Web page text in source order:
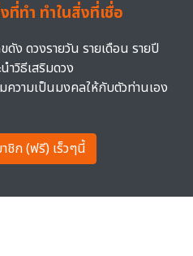
ที่ทำ ทำในสิ่งที่เชื่อ
ดัง ดวงรายวัน รายเดือน รายปี
ำวิธีเสริมดวง
ความเป็นมงคลให้กับตัวท่านเอง
ชิก (ฟรี) เร็วๆนี้